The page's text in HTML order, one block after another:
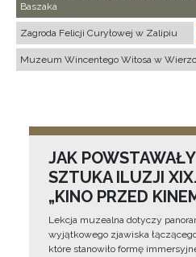
Baszaka
Zagroda Felicji Curyłowej w Zalipiu
Muzeum Wincentego Witosa w
JAK
SZTUKA ILUZJI
„KINO PRZED
Lekcja muzealna dotyczy
wyjątkowego zjawiska
które stanowiło formę